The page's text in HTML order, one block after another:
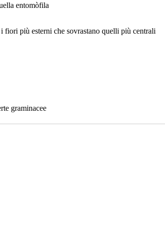
entomòfila
fiori più esterni che sovrastano quelli più centrali
graminacee